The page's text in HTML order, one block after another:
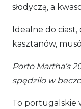
słodyczą, a
Idealne do
kasztanów,
Porto Martha’s
spędziło w
To portugalskie